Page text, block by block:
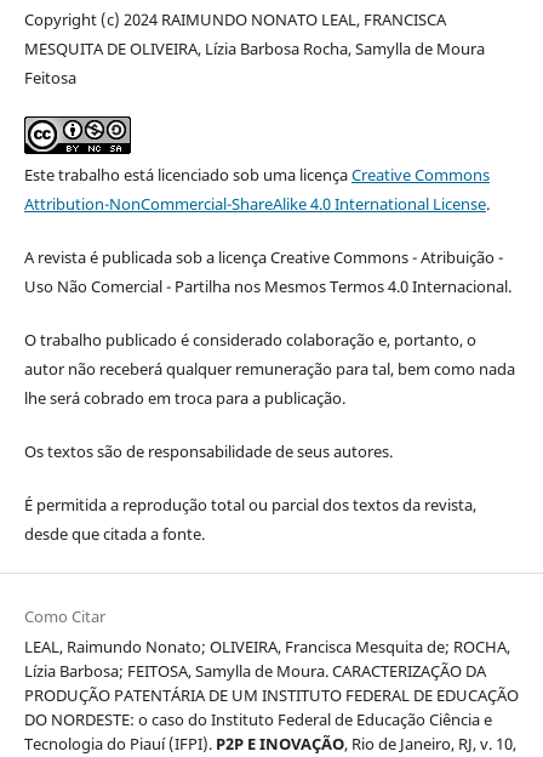
Copyright (c) 2024 RAIMUNDO NONATO LEAL, FRANCISCA
MESQUITA DE OLIVEIRA, Lízia Barbosa Rocha, Samylla de Moura
Feitosa
Este trabalho está licenciado sob uma licençaCreative Commons
Attribution-NonCommercial-ShareAlike 4.0 International License.
A revista é publicada sob a licença Creative Commons - Atribuição -
Uso Não Comercial - Partilha nos Mesmos Termos 4.0 Internacional.
O trabalho publicado é considerado colaboração e, portanto, o
autor não receberá qualquer remuneração para tal, bem como nada
lhe será cobrado em troca para a publicação.
Os textos são de responsabilidade de seus autores.
É permitida a reprodução total ou parcial dos textos da revista,
desde que citada a fonte.
Como Citar
LEAL, Raimundo Nonato; OLIVEIRA, Francisca Mesquita de; ROCHA,
Lízia Barbosa; FEITOSA, Samylla de Moura. CARACTERIZAÇÃO DA
PRODUÇÃO PATENTÁRIA DE UM INSTITUTO FEDERAL DE EDUCAÇÃO
DO NORDESTE: o caso do Instituto Federal de Educação Ciência e
Tecnologia do Piauí (IFPI). P2P E INOVAÇÃO, Rio de Janeiro, RJ, v. 10,